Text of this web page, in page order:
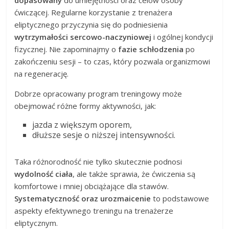
ćwiczącej. Regularne korzystanie z trenażera
eliptycznego przyczynia się do podniesienia
wytrzymałości sercowo-naczyniowej i ogólnej kondycji
fizycznej. Nie zapominajmy o fazie schłodzenia po
zakończeniu sesji – to czas, który pozwala organizmowi
na regenerację.
Dobrze opracowany program treningowy może
obejmować różne formy aktywności, jak:
jazda z większym oporem,
dłuższe sesje o niższej intensywności.
Taka różnorodność nie tylko skutecznie podnosi
wydolność ciała, ale także sprawia, że ćwiczenia są
komfortowe i mniej obciążające dla stawów.
Systematyczność oraz urozmaicenie to podstawowe
aspekty efektywnego treningu na trenażerze
eliptycznym.